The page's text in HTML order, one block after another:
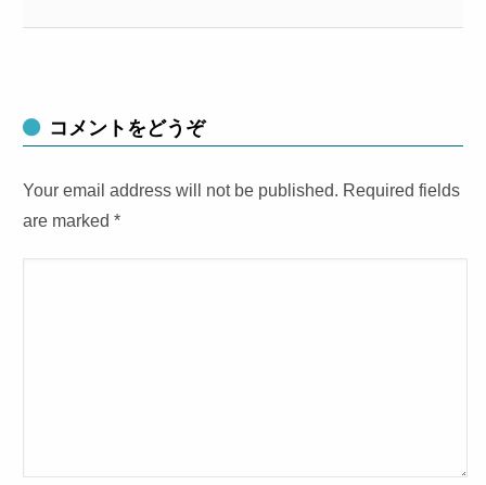
コメントをどうぞ
Your email address will not be published. Required fields
are marked*